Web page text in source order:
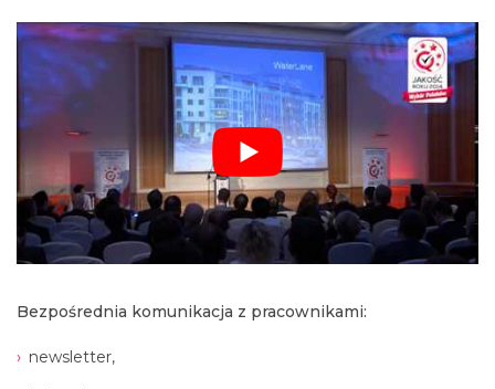
Bezpośrednia komunikacja z pracownikami:
newsletter,